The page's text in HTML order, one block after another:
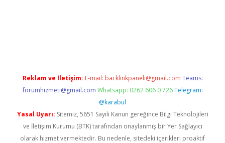
Reklam ve İletişim: E-mail: backlinkpaneli@gmail.com Teams:
forumhizmeti@gmail.com Whatsapp: 0262 606 0 726 Telegram:
@karabul
Yasal Uyarı: Sitemiz, 5651 Sayılı Kanun gereğince Bilgi Teknolojileri
ve İletişim Kurumu (BTK) tarafından onaylanmış bir Yer Sağlayıcı
olarak hizmet vermektedir. Bu nedenle, sitedeki içerikleri proaktif